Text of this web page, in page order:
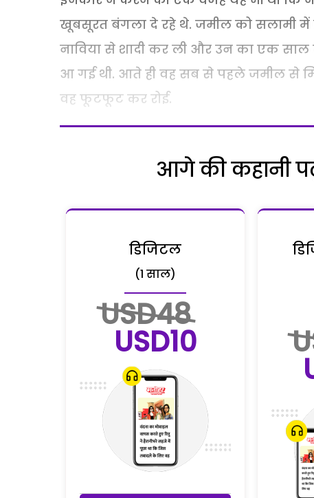
खूबसूरत बंगला दे रहे थे. जमील को सलामी
नाविया से शादी कर ली और उन का एक
आ गई थी. आते ही वह सब से पहले जमील से
वह फूटफूट कर रोई.
आगे की कहानी
डिजिटल
(1 साल)
USD48
USD10